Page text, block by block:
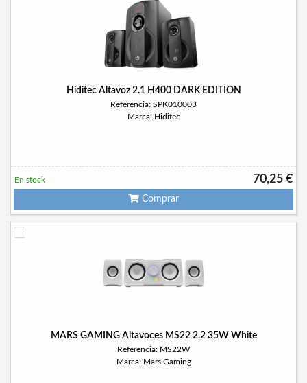
Hiditec Altavoz 2.1 H400 DARK EDITION
Referencia: SPK010003
Marca: Hiditec
70,25 €
En stock
Comprar
MARS GAMING Altavoces MS22 2.2 35W White
Referencia: MS22W
Marca: Mars Gaming